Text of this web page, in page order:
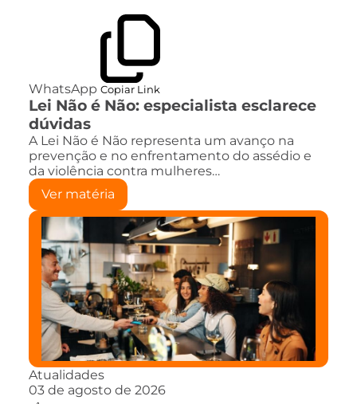
WhatsApp Copiar Link
Lei Não é Não: especialista esclarece
dúvidas
A Lei Não é Não representa um avanço na
prevenção e no enfrentamento do assédio e
da violência contra mulheres…
Ver matéria
Atualidades
03 de agosto de 2026